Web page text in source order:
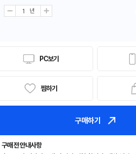
PC보기
찜하기
구매하기
구매 전 안내사항